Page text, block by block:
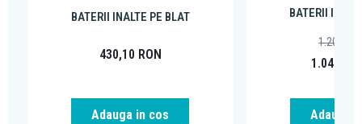
BATERII INALTE PE BLAT
430,10 RON
Adauga in cos
BATERII
1.049,00
1.206,45
Adauga